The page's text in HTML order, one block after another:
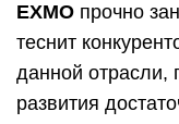
EXMO прочно
теснит
данной отрасли,
развития